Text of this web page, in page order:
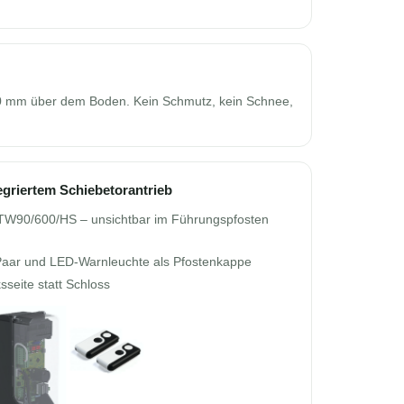
über dem Boden. Kein Schmutz, kein Schnee,
Schiebetorantrieb
600/HS – unsichtbar im Führungspfosten
und LED-Warnleuchte als Pfostenkappe
statt Schloss